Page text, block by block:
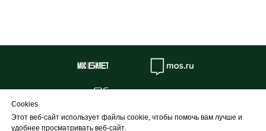
Об учреждении
Профилактика
Cookies
Этот веб-сайт использует файлы cookie, чтобы помочь вам лучше и
удобнее просматривать веб-сайт.